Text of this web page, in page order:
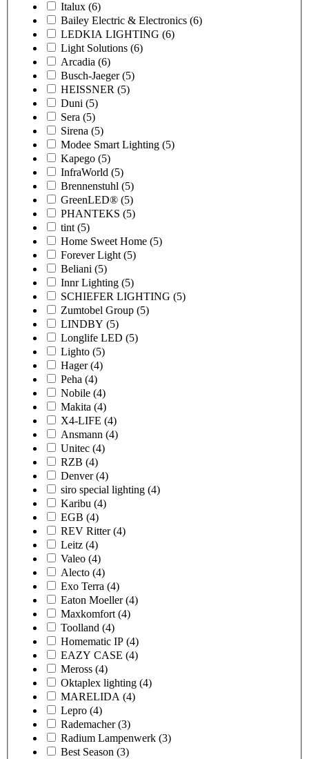
Italux (6)
Bailey Electric & Electronics (6)
LEDKIA LIGHTING (6)
Light Solutions (6)
Arcadia (6)
Busch-Jaeger (5)
HEISSNER (5)
Duni (5)
Sera (5)
Sirena (5)
Modee Smart Lighting (5)
Kapego (5)
InfraWorld (5)
Brennenstuhl (5)
GreenLED® (5)
PHANTEKS (5)
tint (5)
Home Sweet Home (5)
Forever Light (5)
Beliani (5)
Innr Lighting (5)
SCHIEFER LIGHTING (5)
Zumtobel Group (5)
LINDBY (5)
Longlife LED (5)
Lighto (5)
Hager (4)
Peha (4)
Nobile (4)
Makita (4)
X4-LIFE (4)
Ansmann (4)
Unitec (4)
RZB (4)
Denver (4)
siro special lighting (4)
Karibu (4)
EGB (4)
REV Ritter (4)
Leitz (4)
Valeo (4)
Alecto (4)
Exo Terra (4)
Eaton Moeller (4)
Maxkomfort (4)
Toolland (4)
Homematic IP (4)
EAZY CASE (4)
Meross (4)
Oktaplex lighting (4)
MARELIDA (4)
Lepro (4)
Rademacher (3)
Radium Lampenwerk (3)
Best Season (3)